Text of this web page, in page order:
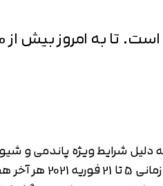
شرایط ویژه پاندمی و
حضوری برگزار می‌شود